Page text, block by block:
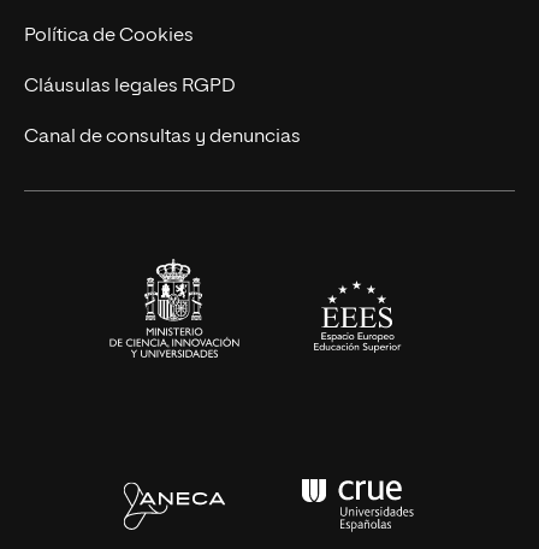
Cursos Universitarios
Actualidad
UNIR Revista
Eventos
Política de Cookies
Cláusulas legales RGPD
Canal de consultas y denuncias